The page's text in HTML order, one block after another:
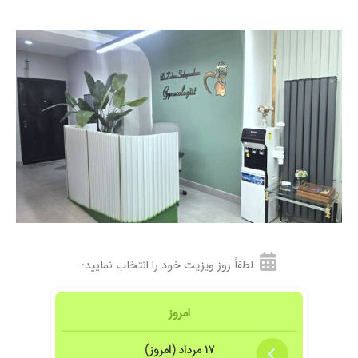
لطفاً روز ویزیت خود را انتخاب نمایید:
امروز
۱۷ مرداد (امروز)